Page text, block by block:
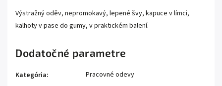
Výstražný oděv, nepromokavý, lepené švy, kapuce v límci,
kalhoty v pase do gumy, v praktickém balení.
Dodatočné parametre
Kategória:
Pracovné odevy